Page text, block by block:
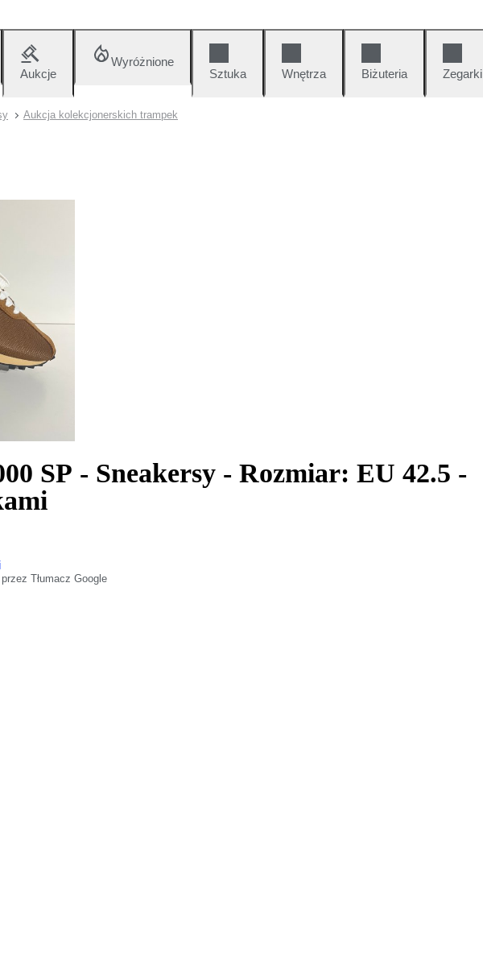
Aukcje
Wyróżnione
Sztuka
Wnętrza Biżuteria Zegarki
Aukcja kolekcjonerskich trampek
SP - Sneakersy - Rozmiar: EU 42.5 -
Tłumacz Google